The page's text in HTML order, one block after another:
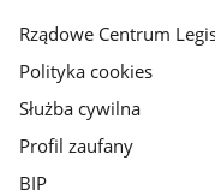
Rządowe Centrum
Polityka cookies
Służba cywilna
Profil zaufany
BIP